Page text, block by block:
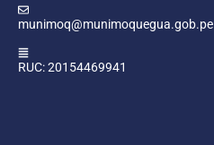
munimoq@munimoquegua.gob.pe
RUC: 20154469941